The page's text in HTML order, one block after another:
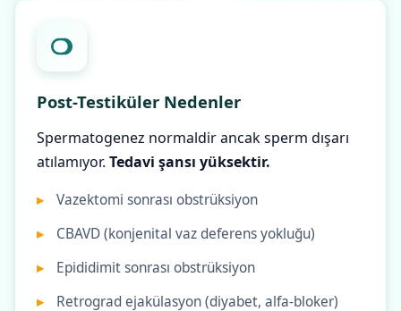
Post-Testiküler Nedenler
Spermatogenez normaldir ancak sperm dışarı
atılamıyor. Tedavi şansı yüksektir.
Vazektomi sonrası obstrüksiyon
CBAVD (konjenital vaz deferens yokluğu)
Epididimit sonrası obstrüksiyon
Retrograd ejakülasyon (diyabet, alfa-bloker)